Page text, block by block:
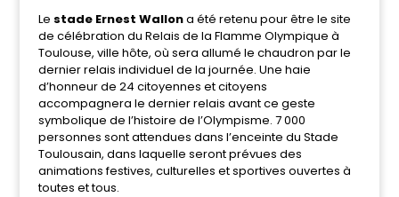
Le stade Ernest Wallona été retenu pour être le site
de célébration du Relais de la Flamme Olympique à
Toulouse, ville hôte, où sera allumé le chaudron par le
dernier relais individuel de la journée. Une haie
d’honneur de 24 citoyennes et citoyens
accompagnera le dernier relais avant ce geste
symbolique de l’histoire de l’Olympisme. 7 000
personnes sont attendues dans l’enceinte du Stade
Toulousain, dans laquelle seront prévues des
animations festives, culturelles et sportives ouvertes à
toutes et tous.